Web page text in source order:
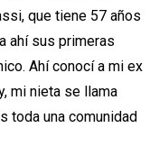
que tiene 57 años
ahí sus primeras
Ahí conocí a mi ex
mi nieta se llama
toda una comunidad